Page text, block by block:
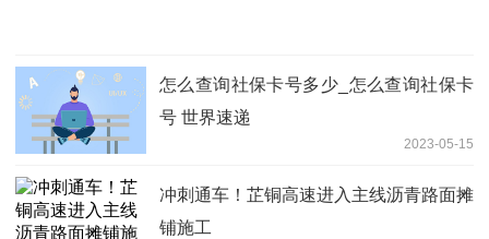
怎么查询社保卡号多少_怎么查询社保卡
号 世界速递
2023-05-15
冲刺通车！芷铜高速进入主线沥青路面摊
铺施工